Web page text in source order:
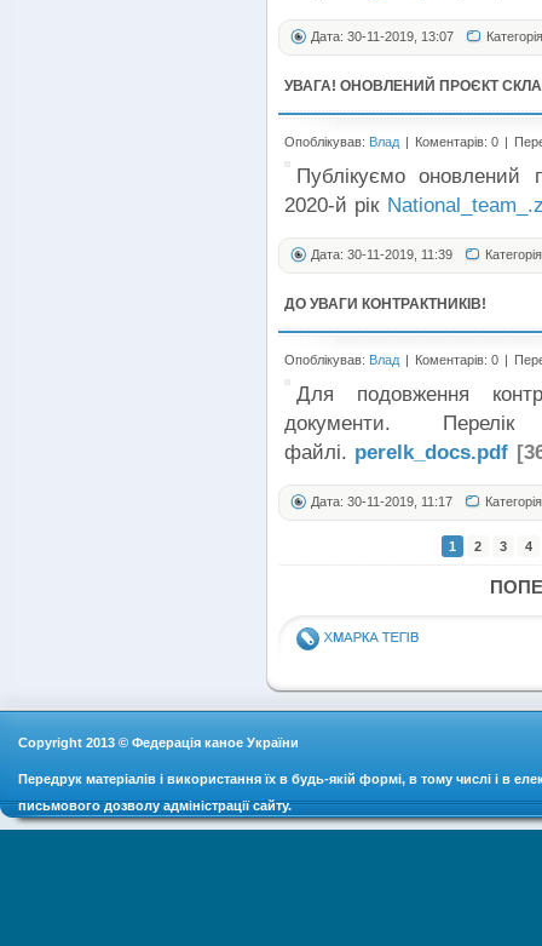
Дата: 30-11-2019, 13:07
УВАГА! ОНОВЛЕНИЙ ПРОЄКТ
Опоблікував: Влад | Коментарів: 0 |
Публікуємо оновлений
2020-й рік
Дата: 30-11-2019, 11:39
ДО УВАГИ КОНТРАКТНИКІВ!
Опоблікував: Влад | Коментарів: 0 |
Для подовження
документи.
файлі. perelk_docs.pdf
Дата: 30-11-2019, 11:17
1 2 3 4
Copyright 2013 © Федерація каное України
Передрук матеріалів і використання їх в будь-якій формі, в тому числі і в
письмового дозволу адміністрації сайту.